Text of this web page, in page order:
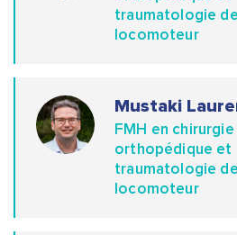
traumatologie
locomoteur
Mustaki
FMH en chirurgie
orthopédique et
traumatologie
locomoteur